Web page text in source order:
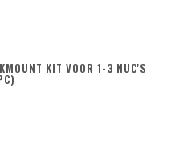
KIT VOOR 1-3 NUC'S